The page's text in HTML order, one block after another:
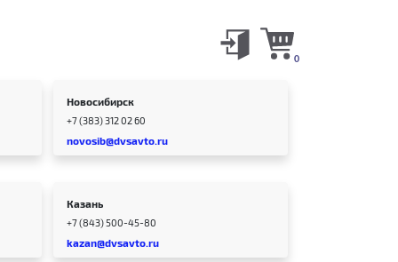
0
Новосибирск
+7 (383) 312 02 60
novosib@dvsavto.ru
Казань
+7 (843) 500-45-80
kazan@dvsavto.ru